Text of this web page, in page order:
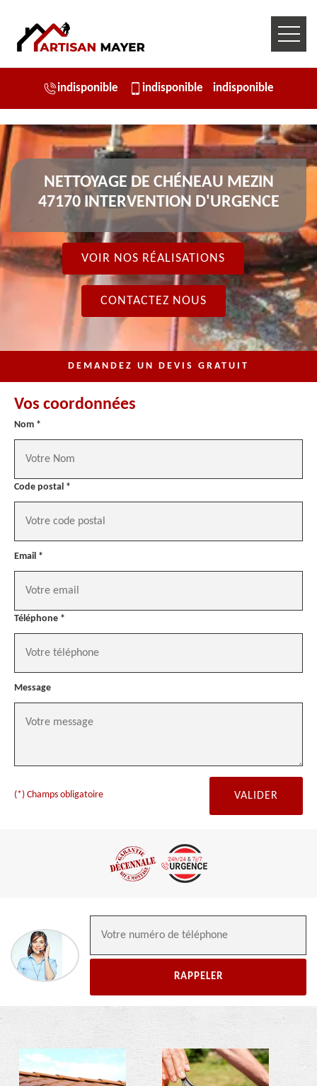
indisponible indisponible indisponible
NETTOYAGE DE CHÉNEAU MEZIN
47170 INTERVENTION D'URGENCE
VOIR NOS RÉALISATIONS
CONTACTEZ NOUS
DEMANDEZ UN DEVIS GRATUIT
Vos coordonnées
Nom *
Code postal *
Email *
Téléphone *
Message
(*) Champs obligatoire